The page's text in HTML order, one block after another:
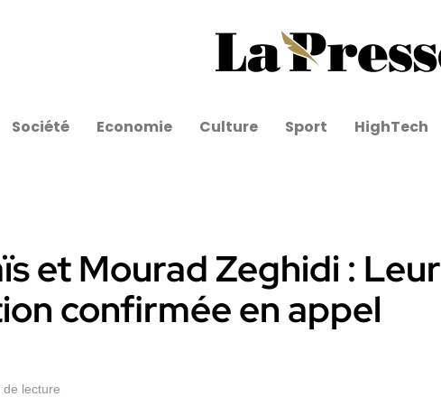
Société Economie Culture Sport HighTech
et Mourad Zeghidi : Leur
confirmée en appel
de lecture